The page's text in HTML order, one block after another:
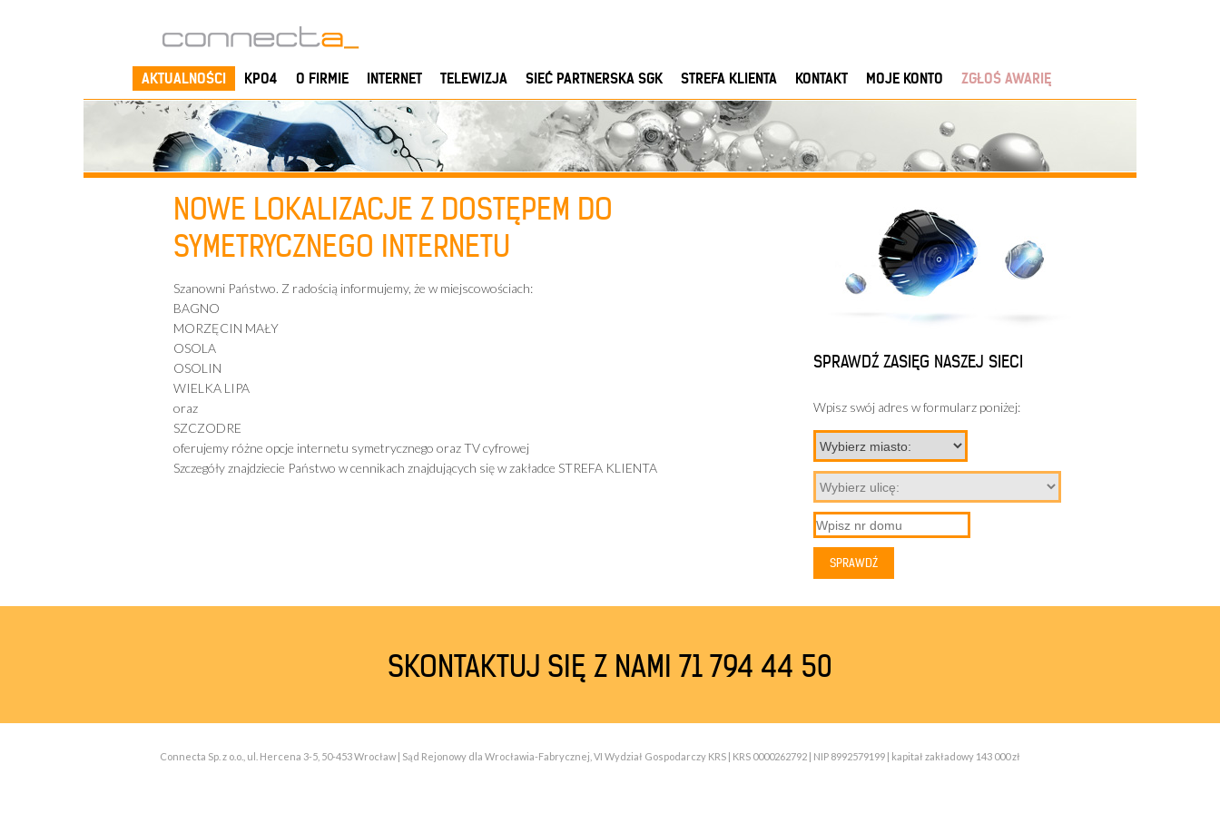
AKTUALNOŚCI KPO4 O FIRMIE INTERNET TELEWIZJA SIEĆ PARTNERSKA SGK STREFA KLIENTA KONTAKT MOJE KONTO ZGŁOŚ AWARIĘ
NOWE LOKALIZACJE Z DOSTĘPEM DO
SYMETRYCZNEGO INTERNETU
Szanowni Państwo. Z radością informujemy, że w miejscowościach:
BAGNO
MORZĘCIN MAŁY
OSOLA
OSOLIN
WIELKA LIPA
oraz
SZCZODRE
oferujemy różne opcje internetu symetrycznego oraz TV cyfrowej
Szczegóły znajdziecie Państwo w cennikach znajdujących się w zakładce STREFA KLIENTA
SPRAWDŹ ZASIĘG NASZEJ SIECI
Wpisz swój adres w formularz poniżej:
SKONTAKTUJ SIĘ Z NAMI 71 794 44 50
Connecta Sp. z o.o., ul. Hercena 3-5, 50-453 Wrocław | Sąd Rejonowy dla Wrocławia-Fabrycznej, VI Wydział Gospodarczy KRS | KRS 0000262792 | NIP 8992579199 | kapitał zakładowy 143 000 zł